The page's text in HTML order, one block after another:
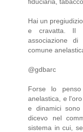
Hai un
e cravatta. Il
associazione
comune
@gdbarc
Forse lo
anelastica, e
e dinamici
dicevo nel
sistema in cui,